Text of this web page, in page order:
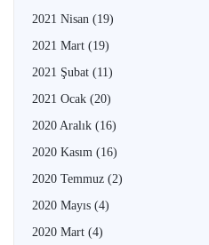
2021 Nisan (19)
2021 Mart (19)
2021 Şubat (11)
2021 Ocak (20)
2020 Aralık (16)
2020 Kasım (16)
2020 Temmuz (2)
2020 Mayıs (4)
2020 Mart (4)